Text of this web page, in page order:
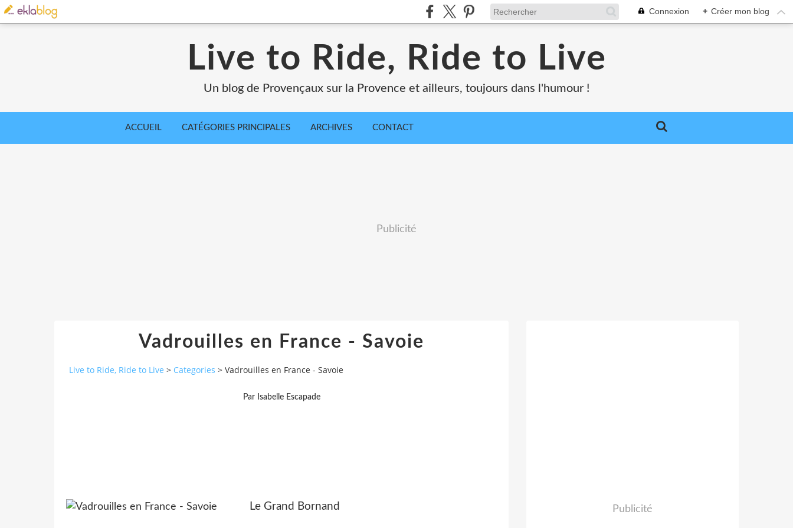
Connexion + Créer mon blog
Live to Ride, Ride to Live
Un blog de Provençaux sur la Provence et ailleurs, toujours dans l'humour !
ACCUEIL CATÉGORIES PRINCIPALES ARCHIVES CONTACT
Publicité
Vadrouilles en France - Savoie
Live to Ride, Ride to Live > Categories > Vadrouilles en France - Savoie
Par Isabelle Escapade
Le Grand Bornand Publicité